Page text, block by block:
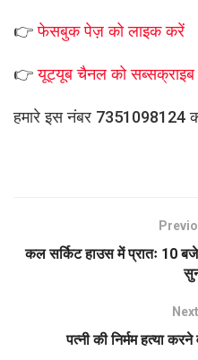
👉फेसबुक पेज़ को लाइक करें
👉यूट्यूब चैनल को
हमारे इस नंबर 7351098124
कल सर्किट हाउस में प्रातः 10
पत्नी की निर्मम हत्या करने